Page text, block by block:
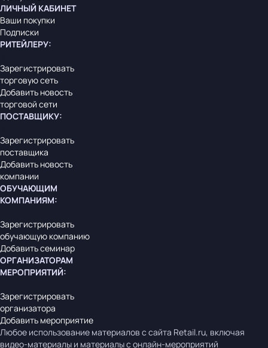
ЛИЧНЫЙ КАБИНЕТ
Ваши покупки
Подписки
РИТЕЙЛЕРУ:
Зарегистрировать
торговую сеть
Добавить новость
торговой сети
ПОСТАВЩИКУ:
Зарегистрировать
поставщика
Добавить новость
компании
ОБУЧАЮЩИМ
КОМПАНИЯМ:
Зарегистрировать
обучающую компанию
Добавить семинар
ОРГАНИЗАТОРАМ
МЕРОПРИЯТИЙ:
Зарегистрировать
организатора
Добавить мероприятие
Любое использование материалов с сайта Retail.ru, включая
видео-материалы и материалы с онлайн-мероприятий